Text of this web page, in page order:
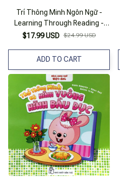
Trí Thông Minh Ngôn Ngữ -
Learning Through Reading -
Level 3: The Lucky Charm -
Anh-Việt) (Tái Bản 2023)
$17.99 USD $24.99 USD
ADD TO CART